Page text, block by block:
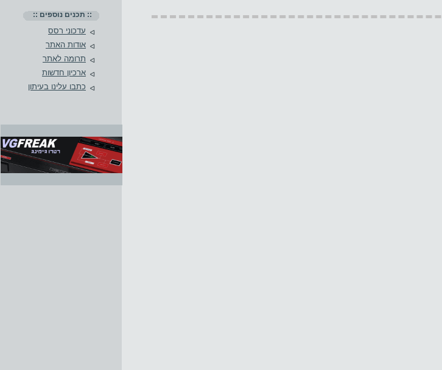
:: תכנים נוספים ::
עדכוני רסס
אודות האתר
תרומה לאתר
ארכיון חדשות
כתבו עלינו בעיתון